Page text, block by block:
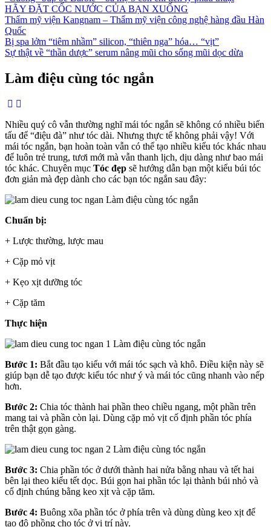
HÃY ĐẶT CỐC NƯỚC CỦA BẠN XUỐNG
Thẩm mỹ viện Kangnam – Thẩm mỹ viện công nghệ hàng đầu Hàn
Quốc
Bị spa lởm “tiêm nhầm” silicon, “thiên nga” hóa… “vịt”
Sự thật về “thần dược” serum nâng mũi cho sống mũi dọc dừa
Làm điệu cùng tóc ngắn
Nhiều quý cô vẫn thường nghĩ mái tóc ngắn sẽ không có nhiều biến
tấu để “điệu đà” như tóc dài. Nhưng thực tế không phải vậy! Với
mái tóc ngắn, bạn hoàn toàn vẫn có thể tạo nhiều kiểu tóc khác nhau
để luôn trẻ trung, tươi mới mà vẫn thanh lịch, dịu dàng như bao mái
tóc khác. Chuyên mục Tóc đẹp sẽ hướng dẫn bạn một kiểu búi tóc
đơn giản mà đẹp dành cho các bạn tóc ngắn sau đây:
Chuẩn bị:
+ Lược thường, lược mau
+ Cặp mỏ vịt
+ Kẹo xịt dưỡng tóc
+ Cặp tăm
Thực hiện
Bước 1: Bắt đầu tạo kiểu với mái tóc sạch và khô. Điều kiện này sẽ
giúp bạn dễ tạo được kiểu tóc như ý và mái tóc cũng nhanh vào nếp
hơn.
Bước 2: Chia tóc thành hai phần theo chiều ngang, một phần trên
mang tai và phần còn lại. Dùng cặp mỏ vịt cố định phần tóc phía
trên thật gọn gàng.
Bước 3: Chia phần tóc ở dưới thành hai nửa bằng nhau và tết hai
bên lại theo kiểu tết dọc. Búi gọn hai phần tóc lại thành búi nhỏ và
cố định chúng bằng keo xịt và cặp tăm.
Bước 4: Buông xõa phần tóc ở phía trên và dùng dùng keo xịt để
tạo độ phồng cho tóc ở vị trí này.